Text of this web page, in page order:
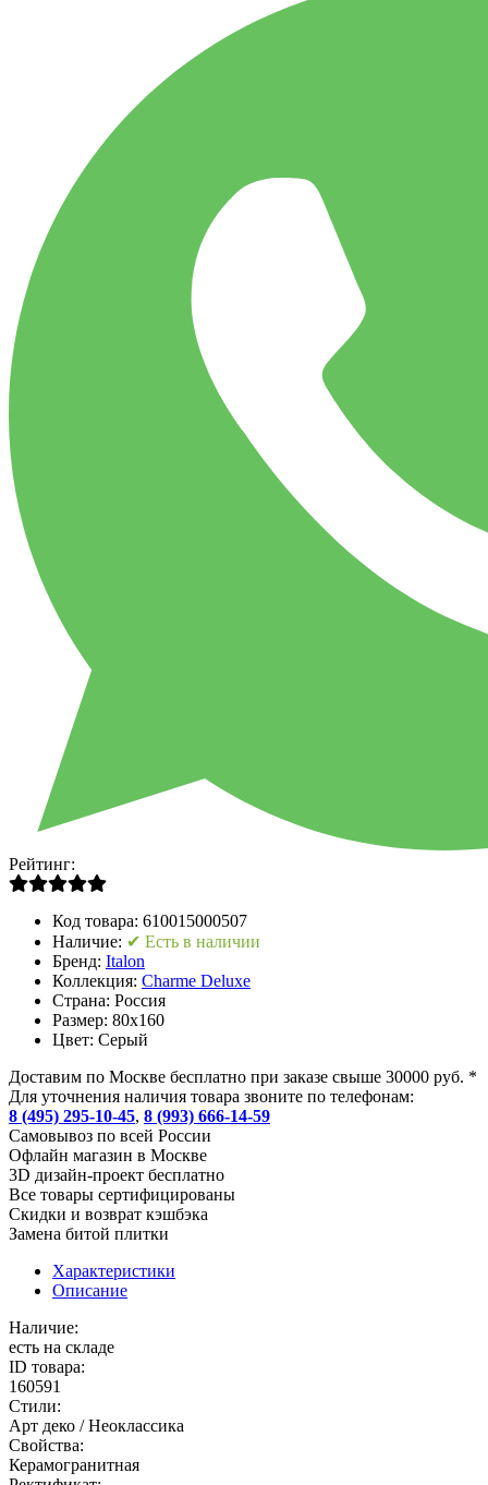
Рейтинг:
Код товара: 610015000507
Наличие: ✔ Есть в наличии
Бренд: Italon
Коллекция: Charme Deluxe
Страна: Россия
Размер: 80x160
Цвет: Серый
Доставим по Москве бесплатно при заказе свыше 30000 руб. *
Для уточнения наличия товара звоните по телефонам:
8 (495) 295-10-45, 8 (993) 666-14-59
Cамовывоз по всей России
Офлайн магазин в Москве
3D дизайн-проект бесплатно
Все товары сертифицированы
Скидки и возврат кэшбэка
Замена битой плитки
Характеристики
Описание
Наличие:
есть на складе
ID товара:
160591
Стили:
Арт деко / Неоклассика
Свойства:
Керамогранитная